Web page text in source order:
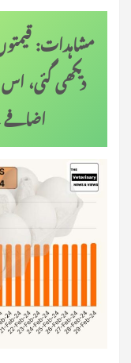
مشاہدات:
دیکھی گئی،
اضافے